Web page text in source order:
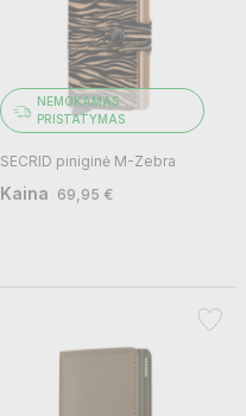
NEMOKAMAS
PRISTATYMAS
SECRID piniginė M-Zebra
Kaina 69,95 €